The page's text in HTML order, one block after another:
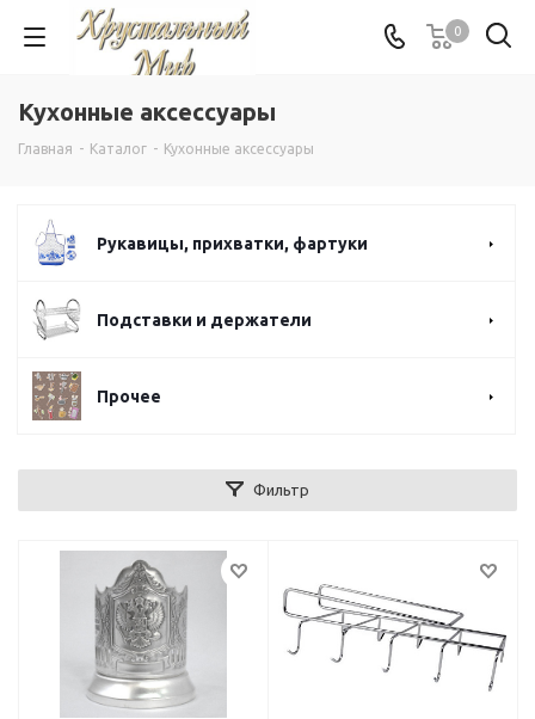
0
Кухонные аксессуары
Главная - Каталог - Кухонные аксессуары
Рукавицы, прихватки, фартуки
Подставки и держатели
Прочее
Фильтр